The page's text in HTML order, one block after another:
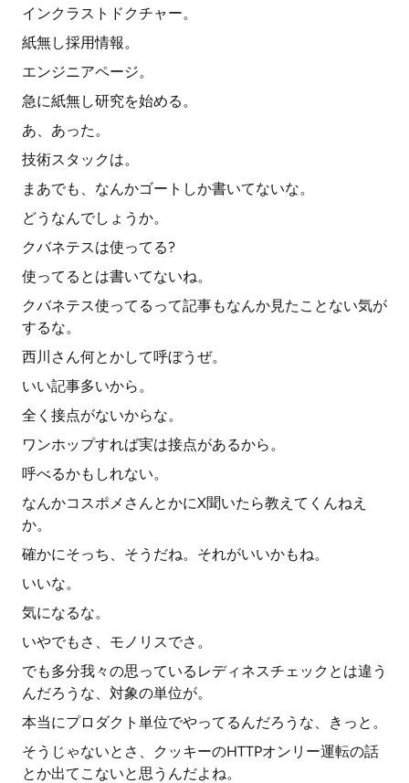
インクラストドクチャー。
紙無し採用情報。
エンジニアページ。
急に紙無し研究を始める。
あ、あった。
技術スタックは。
まあでも、なんかゴートしか書いてないな。
どうなんでしょうか。
クバネテスは使ってる?
使ってるとは書いてないね。
クバネテス使ってるって記事もなんか見たことない気が
するな。
西川さん何とかして呼ぼうぜ。
いい記事多いから。
全く接点がないからな。
ワンホップすれば実は接点があるから。
呼べるかもしれない。
なんかコスポメさんとかにX聞いたら教えてくんねえ
か。
確かにそっち、そうだね。それがいいかもね。
いいな。
気になるな。
いやでもさ、モノリスでさ。
でも多分我々の思っているレディネスチェックとは違う
んだろうな、対象の単位が。
本当にプロダクト単位でやってるんだろうな、きっと。
そうじゃないとさ、クッキーのHTTPオンリー運転の話
とか出てこないと思うんだよね。